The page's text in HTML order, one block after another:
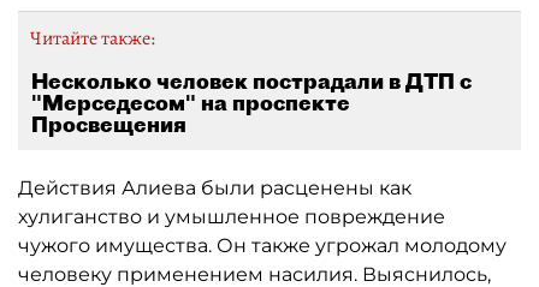
Читайте также:
Несколько человек пострадали в ДТП с
"Мерседесом" на проспекте
Просвещения
Действия Алиева были расценены как
хулиганство и умышленное повреждение
чужого имущества. Он также угрожал молодому
человеку применением насилия. Выяснилось,